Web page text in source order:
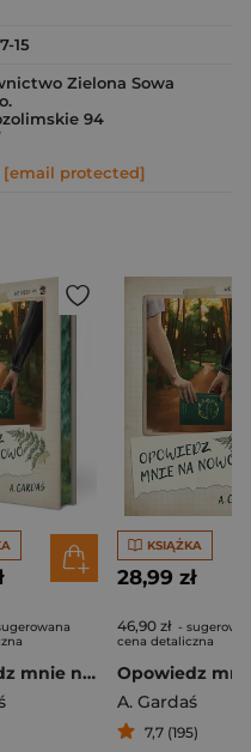
15
Zielona Sowa
94
[email protected]
Opowiedz mnie na nowo (ilustrowane brzegi)
KSIĄŻKA
28,99 zł
46,90 zł -
cena detaliczna
A. Gardaś
7,7 (195)